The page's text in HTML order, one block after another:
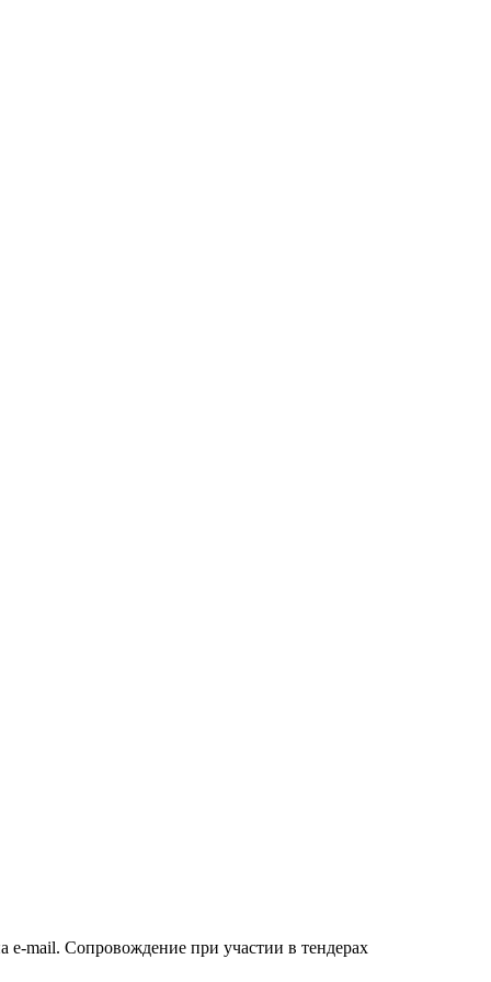
e-mail. Сопровождение при участии в тендерах